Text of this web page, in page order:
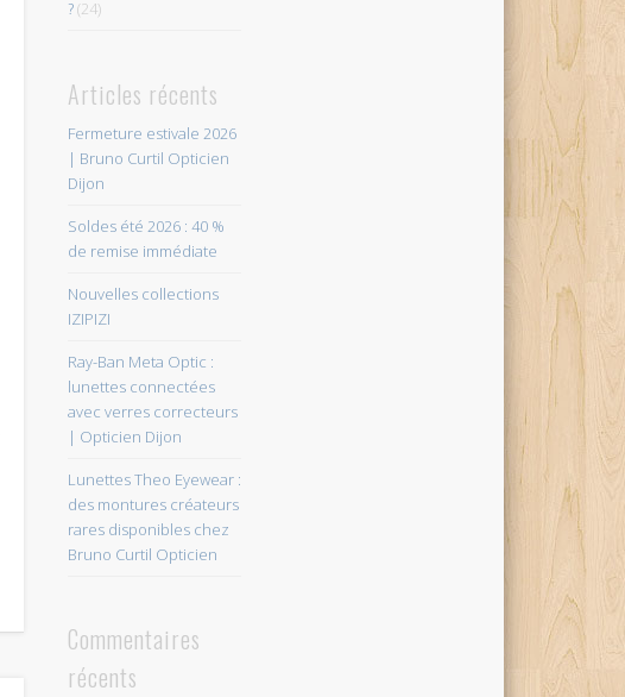
?(24)
Articles récents
Fermeture estivale 2026
| Bruno Curtil Opticien
Dijon
Soldes été 2026 : 40 %
de remise immédiate
Nouvelles collections
IZIPIZI
Ray-Ban Meta Optic :
lunettes connectées
avec verres correcteurs
| Opticien Dijon
Lunettes Theo Eyewear :
des montures créateurs
rares disponibles chez
Bruno Curtil Opticien
Commentaires
récents